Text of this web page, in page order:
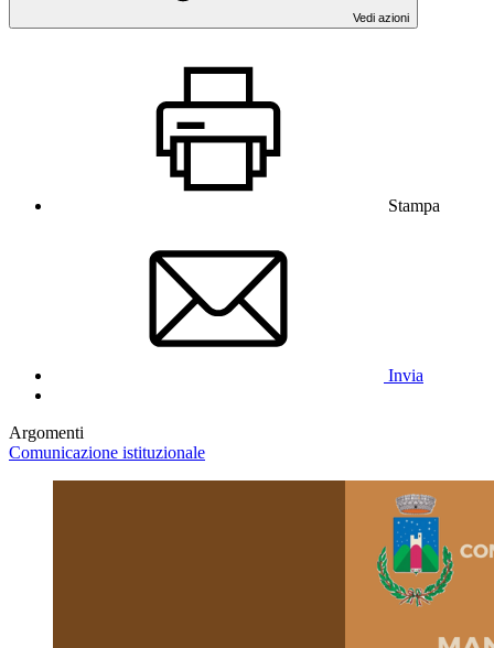
Vedi azioni
Stampa
Invia
Argomenti
Comunicazione istituzionale